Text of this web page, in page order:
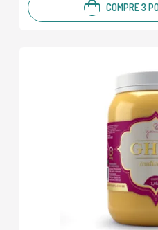
COMPRE 3